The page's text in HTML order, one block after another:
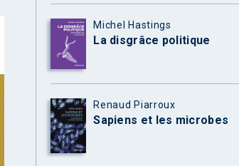
Michel Hastings
La disgrâce politique
Renaud Piarroux
Sapiens et les microbes